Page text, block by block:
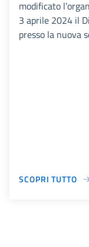
modificato
3 aprile 2024 il
presso la nuova
SCOPRI TUTTO